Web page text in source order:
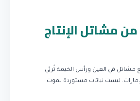
من مشاتل الإنتاج
مشاتل في العين ورأس الخيمة تُربّي
ليست نباتات مستوردة تموت